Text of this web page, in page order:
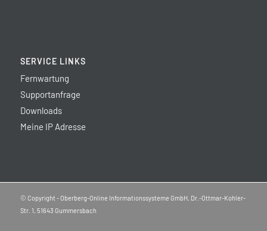
SERVICE LINKS
Fernwartung
Supportanfrage
Downloads
Meine IP Adresse
© Copyright - Oberberg-Online Informationssysteme GmbH, Dr.-Ottmar-Kohler-
Str. 1, 51643 Gummersbach